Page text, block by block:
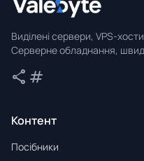
Виділені сервери, VPS-
Серверне обладнання,
share Поділитися
tag
Контент
Посібники